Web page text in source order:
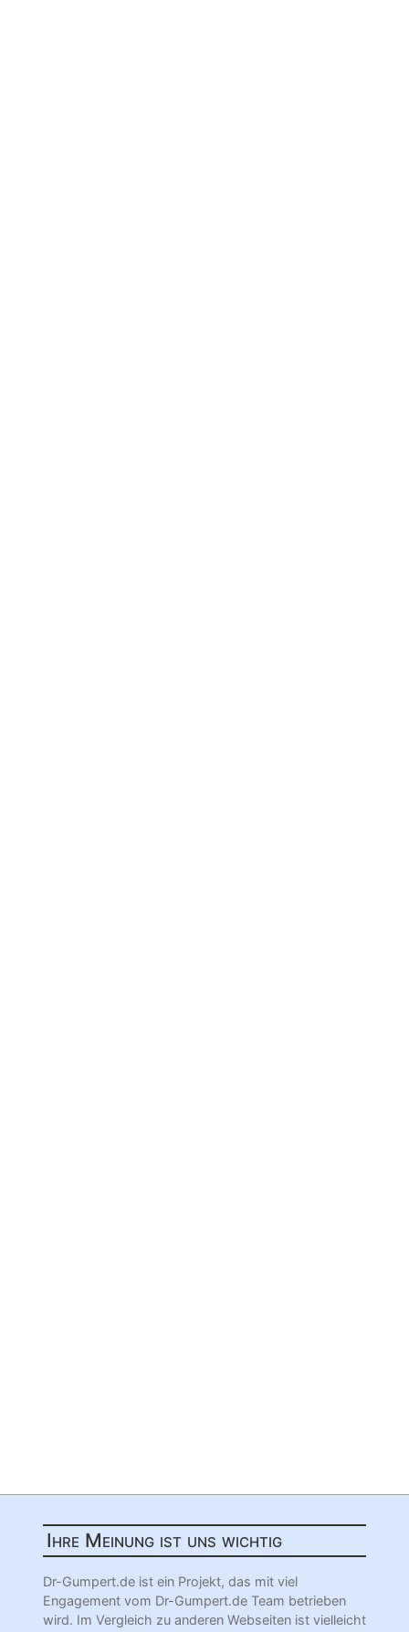
Ihre Meinung ist uns wichtig
Dr-Gumpert.de ist ein Projekt, das mit viel
Engagement vom Dr-Gumpert.de Team betrieben
wird. Im Vergleich zu anderen Webseiten ist vielleicht